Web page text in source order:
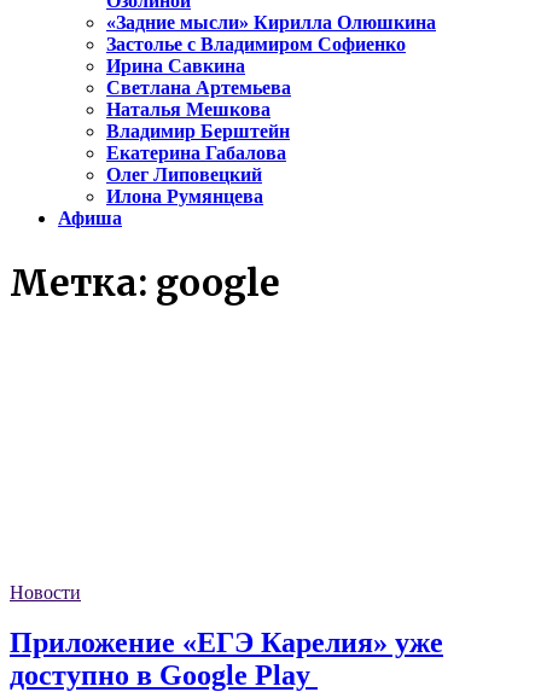
«Задние мысли» Кирилла Олюшкина
Застолье с Владимиром Софиенко
Ирина Савкина
Светлана Артемьева
Наталья Мешкова
Владимир Берштейн
Екатерина Габалова
Олег Липовецкий
Илона Румянцева
Афиша
Метка: google
Новости
Приложение «ЕГЭ Карелия» уже
доступно в Google Play